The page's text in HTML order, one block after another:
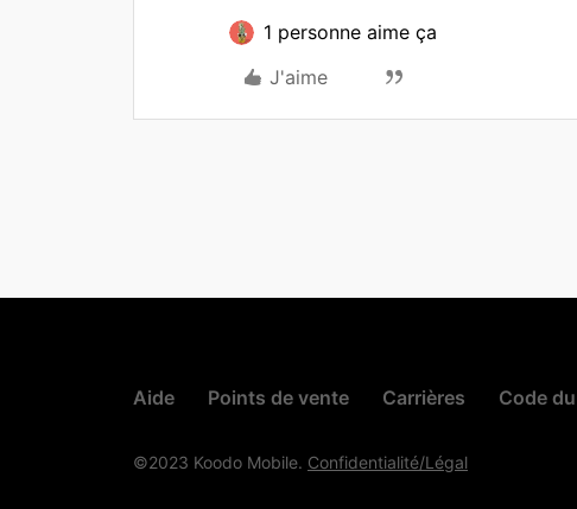
1 personne aime ça
J'aime
Aide Points de vente Carrières Code
©2023 Koodo Mobile. Confidentialité/Légal